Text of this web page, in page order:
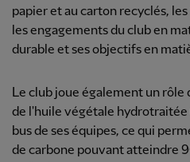
papier et au carton recyclés,
les engagements du club en
durable et ses objectifs en
Le club joue également un
de l'huile végétale
bus de ses équipes, ce qui
de carbone pouvant atteindre